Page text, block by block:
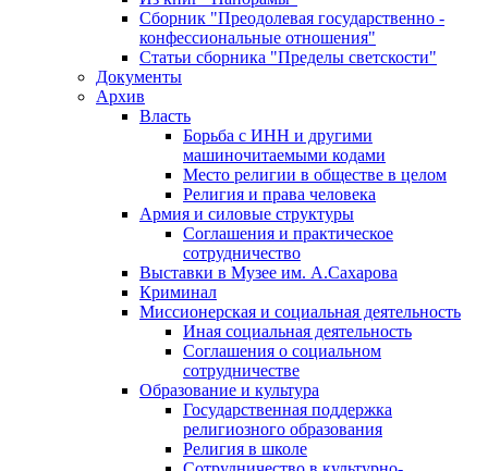
Сборник "Преодолевая государственно -
конфессиональные отношения"
Статьи сборника "Пределы светскости"
Документы
Архив
Власть
Борьба с ИНН и другими
машиночитаемыми кодами
Место религии в обществе в целом
Религия и права человека
Армия и силовые структуры
Соглашения и практическое
сотрудничество
Выставки в Музее им. А.Сахарова
Криминал
Миссионерская и социальная деятельность
Иная социальная деятельность
Соглашения о социальном
сотрудничестве
Образование и культура
Государственная поддержка
религиозного образования
Религия в школе